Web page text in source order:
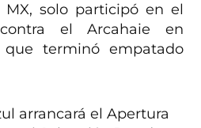
solo participó en el
el Arcahaie en
que terminó empatado